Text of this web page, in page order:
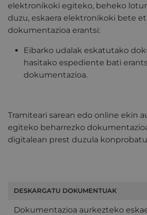
elektronikoki egiteko, beheko
duzu, eskaera elektronikoki bete
dokumentazioa erantsi:
Eibarko udalak eskatutako
hasitako espediente bati
dokumentazioa.
Tramiteari sarean edo online ekin
egiteko beharrezko
digitalean prest duzula
DESKARGATU DOKUMENTUAK
Dokumentazioa aurkezteko